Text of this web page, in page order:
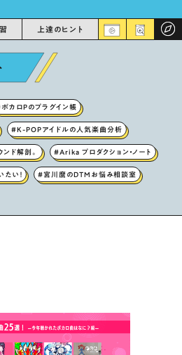
上達のヒント
カロPのプラグイン帳
#K-POPアイドルの人気楽曲分析
ド解剖。 #Arika プロダクション・ノート
い！ #宮川麿のDTMお悩み相談室